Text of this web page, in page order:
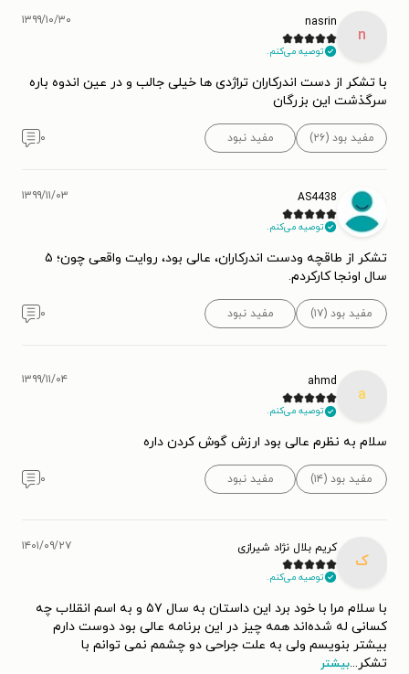
n
nasrin
توصیه می‌کنم.
۱۳۹۹/۱۰/۳۰
با تشکر از دست اندرکاران تراژدی ها خیلی جالب و در عین اندوه باره
سرگذشت این بزرگان
مفید بود (۲۶) مفید نبود ۰
AS4438
توصیه می‌کنم.
۱۳۹۹/۱۱/۰۳
تشکر از طاقچه ودست اندرکاران، عالی بود، روایت واقعی چون؛ ۵
سال اونجا کارکردم.
مفید بود (۱۷) مفید نبود ۰
a
ahmd
توصیه می‌کنم.
۱۳۹۹/۱۱/۰۴
سلام به نظرم عالی بود ارزش گوش کردن داره
مفید بود (۱۴) مفید نبود ۰
ک
کریم بلال نژاد شیرازی
توصیه می‌کنم.
۱۴۰۱/۰۹/۲۷
با سلام مرا با خود برد این داستان به سال ۵۷ و به اسم انقلاب چه
کسانی له شده‌اند همه چیز در این برنامه عالی بود دوست دارم
بیشتر بنویسم ولی به علت جراحی دو چشمم نمی توانم با
تشکر...بیشتر